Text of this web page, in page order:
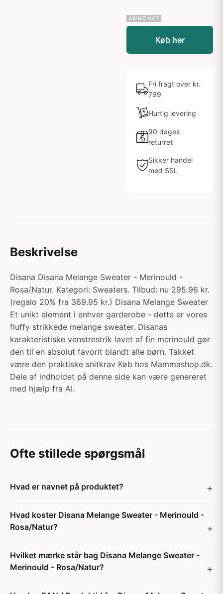
Køb her
Fri fragt over kr.
799
Hurtig levering
90 dages
returret
Sikker handel
med SSL
Beskrivelse
Disana Disana Melange Sweater - Merinould -
Rosa/Natur. Kategori: Sweaters. Tilbud: nu 295.96 kr.
(regalo 20% fra 369.95 kr.) Disana Melange Sweater
Et unikt element i enhver garderobe - dette er vores
fluffy strikkede melange sweater. Disanas
karakteristiske venstrestrik lavet af fin merinould gør
den til en absolut favorit blandt alle børn. Takket
være den praktiske snitkrav Køb hos Mammashop.dk.
Dele af indholdet på denne side kan være genereret
med hjælp fra AI.
Ofte stillede spørgsmål
Hvad er navnet på produktet?
Hvad koster Disana Melange Sweater - Merinould -
Rosa/Natur?
Hvilket mærke står bag Disana Melange Sweater -
Merinould - Rosa/Natur?